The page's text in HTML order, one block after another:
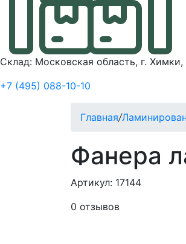
Склад: Московская область, г.
+7 (495) 088-10-10
Главная/
Фанера
Артикул: 17144
0 отзывов